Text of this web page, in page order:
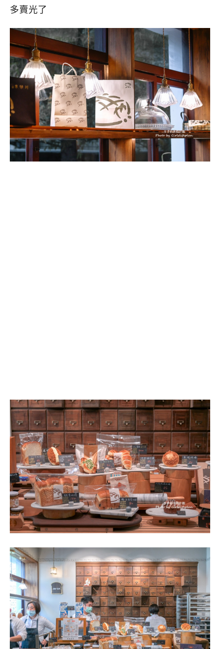
多賣光了